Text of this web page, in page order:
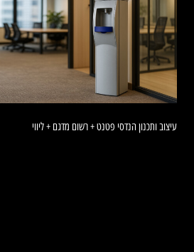
עיצוב ותכנון הנדסי פטנט + רשום מדגם + ליווי